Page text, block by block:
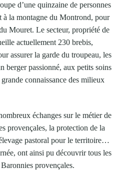
d’une quinzaine de personnes
à la montagne du Montrond, pour
Mouret. Le secteur, propriété de
actuellement 230 brebis,
assurer la garde du troupeau, les
berger passionné, aux petits soins
connaissance des milieux
échanges sur le métier de
provençales, la protection de la
pastoral pour le territoire…
ont ainsi pu découvrir tous les
provençales.